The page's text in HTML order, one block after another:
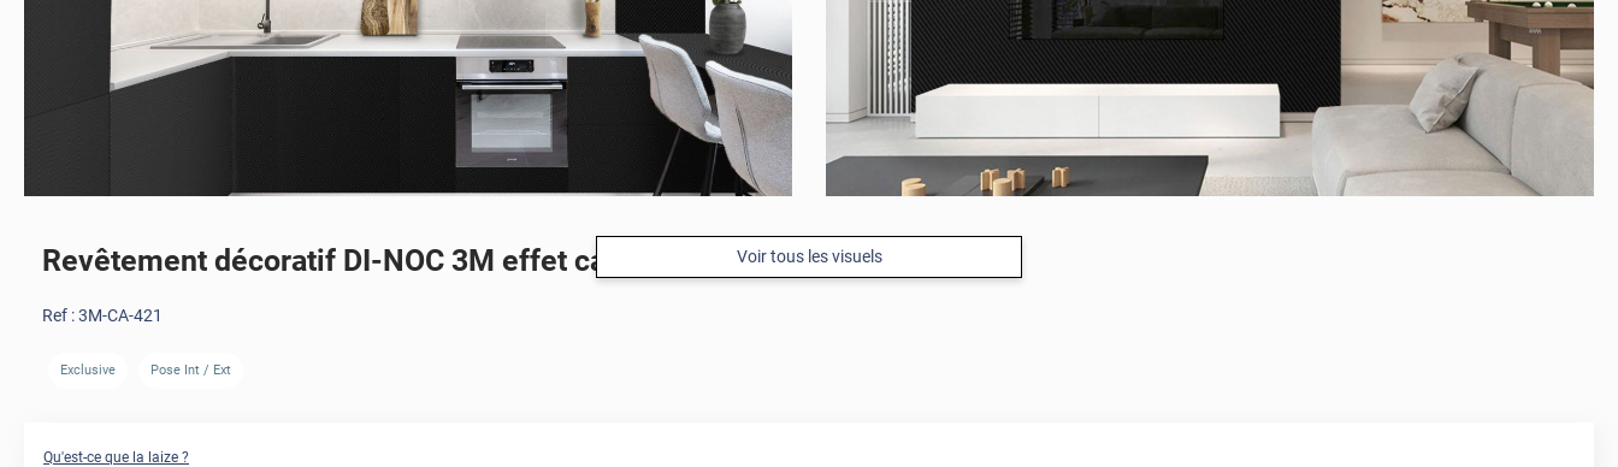
Voir tous les visuels
Revêtement décoratif DI-NOC 3M effet carbone noir
Ref :3M-CA-421
Exclusive Pose Int / Ext
Qu'est-ce que la laize ?